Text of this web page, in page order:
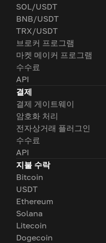
SOL/USDT
BNB/USDT
TRX/USDT
브로커 프로그램
마켓 메이커 프로그램
수수료
API
결제
결제 게이트웨이
암호화 처리
전자상거래 플러그인
수수료
API
지불 수락
Bitcoin
USDT
Ethereum
Solana
Litecoin
Dogecoin